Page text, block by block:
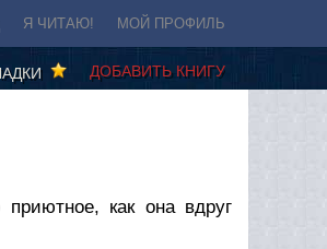
Я ЧИТАЮ! МОЙ ПРОФИЛЬ
ДОБАВИТЬ КНИГУ
как она вдруг